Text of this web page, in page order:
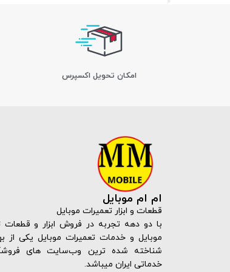
اﻣﮑﺎن ﺗﺤﻮﯾﻞ اﮐﺴﭙﺮس
ام ام موبایل
قطعات و ابزار تعمیرات موبایل
با دو دهه تجربه در فروش ابزار و قطعات
موبایل و خدمات تعمیرات موبایل یکی از
شناخته شده ترین وب‌سایت های
خدماتی ایران میباشد.